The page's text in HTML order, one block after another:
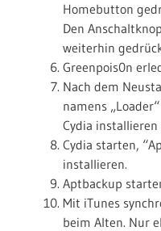
Homebutton
Den
weiterhin
Greenpois0n
Nach dem
namens
Cydia installieren
Cydia starten,
installieren.
Aptbackup
Mit iTunes
beim Alten. Nur